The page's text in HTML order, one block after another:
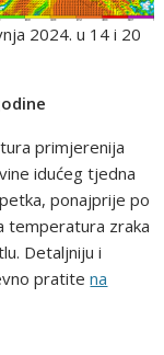
2024. u 14 i 20
primjerenija
idućeg tjedna
ponajprije po
temperatura zraka
Detaljniju i
pratitena